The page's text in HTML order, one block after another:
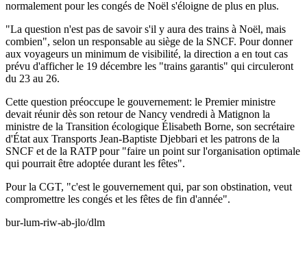
normalement pour les congés de Noël s'éloigne de plus en plus.
"La question n'est pas de savoir s'il y aura des trains à Noël, mais
combien", selon un responsable au siège de la SNCF. Pour donner
aux voyageurs un minimum de visibilité, la direction a en tout cas
prévu d'afficher le 19 décembre les "trains garantis" qui circuleront
du 23 au 26.
Cette question préoccupe le gouvernement: le Premier ministre
devait réunir dès son retour de Nancy vendredi à Matignon la
ministre de la Transition écologique Élisabeth Borne, son secrétaire
d'État aux Transports Jean-Baptiste Djebbari et les patrons de la
SNCF et de la RATP pour "faire un point sur l'organisation optimale
qui pourrait être adoptée durant les fêtes".
Pour la CGT, "c'est le gouvernement qui, par son obstination, veut
compromettre les congés et les fêtes de fin d'année".
bur-lum-riw-ab-jlo/dlm